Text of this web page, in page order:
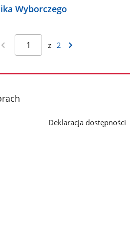
Wyborczego
z 2
Deklaracja dostępności